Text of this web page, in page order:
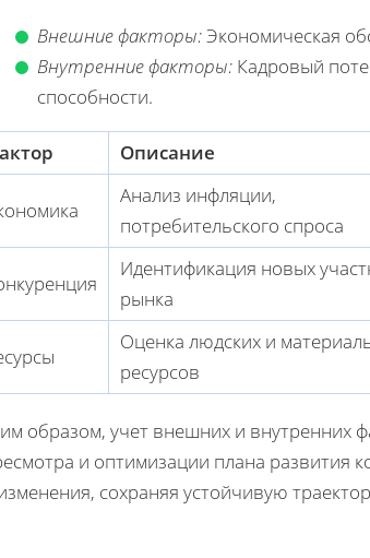
Внешние факторы:Экономическая
Внутренние факторы: Кадровый
способности.
Описание
Анализ инфляции,
потребительского спроса
Идентификация новых
рынка
Оценка людских и
ресурсов
образом, учет внешних и внутренних
и оптимизации плана развития
сохраняя устойчивую